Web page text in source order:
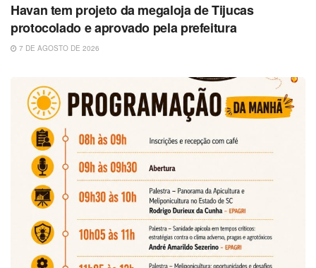
Havan tem projeto da megaloja de Tijucas
protocolado e aprovado pela prefeitura
7 DE AGOSTO DE 2026